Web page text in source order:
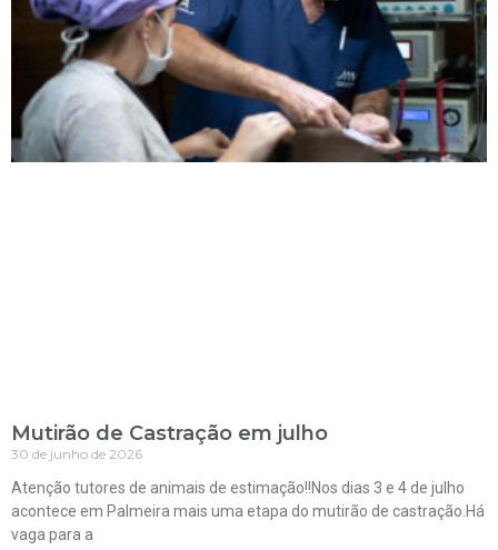
Mutirão de Castração em julho
30 de junho de 2026
Atenção tutores de animais de estimação!!Nos dias 3 e 4 de julho
acontece em Palmeira mais uma etapa do mutirão de castração.Há
vaga para a